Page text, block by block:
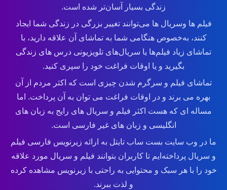
زندگی بسیار آسان‌تر شده است.
فیلم ها وسریال ها می‌توانند تغییر بزرگی در زندگی شما ایجاد
کنند، به‌خصوص هنگامی شما به تماشای آن علاقه دارید، با
تماشای زیاد فیلم‌ها یا سریال‌های تلویزیونی درس های زندگی
بگیرید و یا اوقات فراغت خود را سپری کنید.
تماشای فیلم و سرگرم شدن چیزی است که اکثر مردم از آن
بهره می برند و در اوقات فراغت می توان به آن پرداخت. اما
مساله ای که هست اکثر فیلم و سریال های رایج به زبان های
انگلیسی و زبان های غیر فارسی است.
ما در وب سایت بست ساب تایتل به ارائه زیرنویس فارسی فیلم
و سریال پرداخته‌ایم تا کاربران بتوانند فیلم و سریال مورد علاقه
خود را با هر سبک و محتوایی به راحتی با زیرنویس مشاهده کرده
و لذت ببرند.